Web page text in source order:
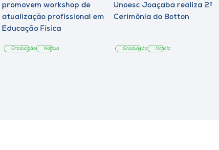
promovem workshop de
atualização profissional em
Educação Física
Graduação Notícia
Unoesc Joaçaba realiza 2ª
Cerimônia do Botton
Graduação Notícia